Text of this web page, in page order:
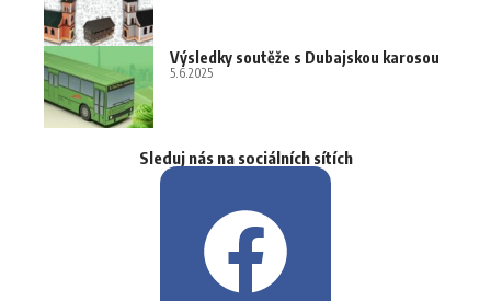
Výsledky soutěže s Dubajskou karosou
5.6.2025
Sleduj nás na sociálních sítích